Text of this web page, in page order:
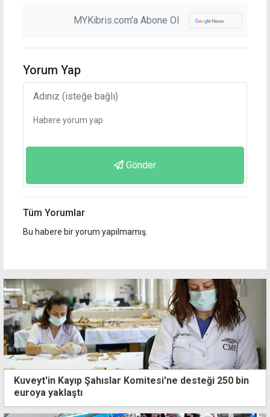
MYKibris.com'a Abone Ol
Yorum Yap
Gönder
Tüm Yorumlar
Bu habere bir yorum yapılmamış.
Kuveyt'in Kayıp Şahıslar Komitesi'ne desteği 250 bin
euroya yaklaştı